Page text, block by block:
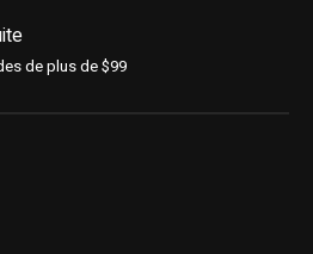
de plus de $99